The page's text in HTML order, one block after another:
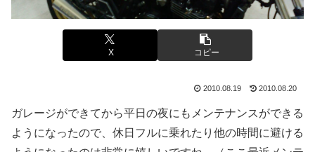
X コピー
2010.08.19 2010.08.20
ガレージができてから平日の夜にもメンテナンスができる
ようになったので、休日フルに乗れたり他の時間に避ける